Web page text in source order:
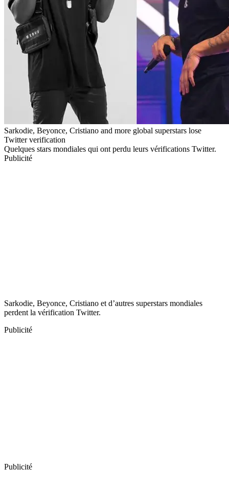
Sarkodie, Beyonce, Cristiano and more global superstars lose
Twitter verification
Quelques stars mondiales qui ont perdu leurs vérifications Twitter.
Publicité
Sarkodie, Beyonce, Cristiano et d’autres superstars mondiales
perdent la vérification Twitter.
Publicité
Publicité